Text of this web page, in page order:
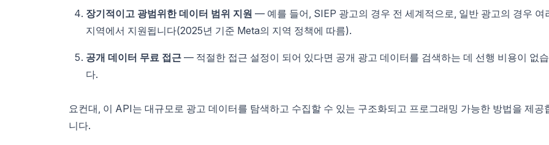
장기적이고 광범위한 데이터 범위 지원 — 예를 들어, SIEP 광고의 경우 전 세계적으로, 일반 광고의 경우 여
지역에서 지원됩니다(2025년 기준 Meta의 지역 정책에 따름).
공개 데이터 무료 접근 — 적절한 접근 설정이 되어 있다면 공개 광고 데이터를 검색하는 데 선행 비용이 없
다.
요컨대, 이 API는 대규모로 광고 데이터를 탐색하고 수집할 수 있는 구조화되고 프로그래밍 가능한 방법을 제공
니다.